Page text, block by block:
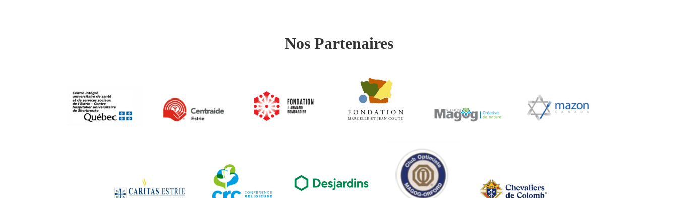
Nos Partenaires